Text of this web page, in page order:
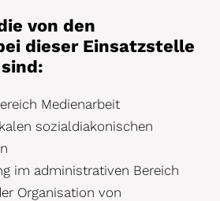
von den
dieser Einsatzstelle
Medienarbeit
sozialdiakonischen
im administrativen Bereich
Organisation von